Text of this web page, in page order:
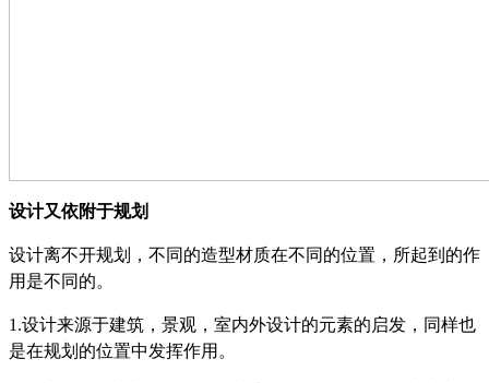
设计又依附于规划
设计离不开规划，不同的造型材质在不同的位置，所起到的作
用是不同的。
1.设计来源于建筑，景观，室内外设计的元素的启发，同样也
是在规划的位置中发挥作用。